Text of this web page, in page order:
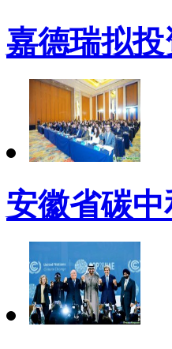
嘉德瑞拟
安徽省碳